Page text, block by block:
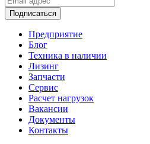
Подписаться
Предприятие
Блог
Техника в наличии
Лизинг
Запчасти
Сервис
Расчет нагрузок
Вакансии
Документы
Контакты